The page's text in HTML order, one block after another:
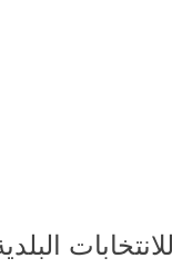
البلدية المحلية –